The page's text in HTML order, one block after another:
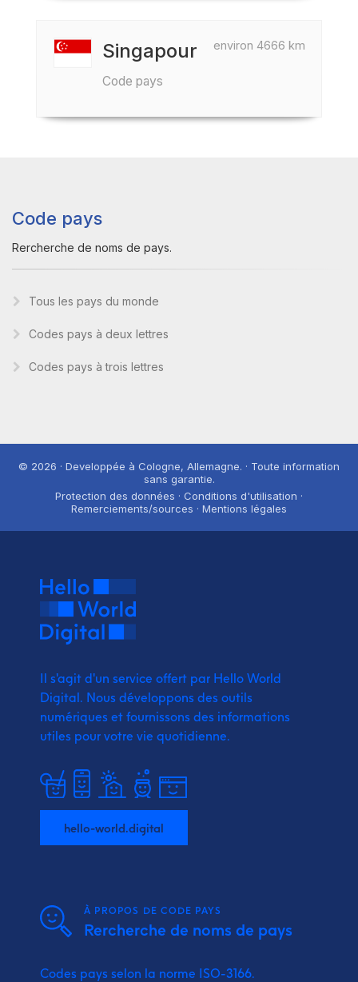
environ 4666 km
Singapour
Code pays
Code pays
Rercherche de noms de pays.
Tous les pays du monde
Codes pays à deux lettres
Codes pays à trois lettres
© 2026 · Developpée à Cologne, Allemagne. · Toute information
sans garantie.
Protection des données · Conditions d'utilisation ·
Remerciements/sources · Mentions légales
Il s'agit d'un service offert par Hello World
Digital. Nous développons des outils
numériques et fournissons des informations
utiles pour votre vie quotidienne.
hello-world.digital
À PROPOS DE CODE PAYS
Rercherche de noms de pays
Codes pays selon la norme ISO-3166.